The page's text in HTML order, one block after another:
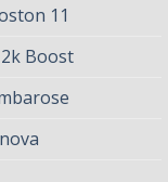
11
Boost